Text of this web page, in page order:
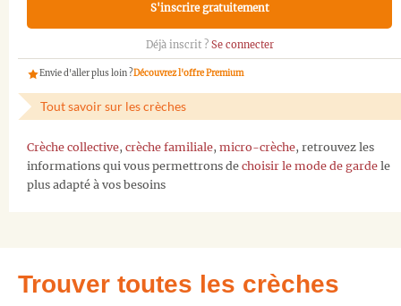
S'inscrire gratuitement
Déjà inscrit ? Se connecter
Envie d'aller plus loin ?Découvrez l'offre Premium
Tout savoir sur les crèches
Crèche collective, crèche familiale, micro-crèche, retrouvez les
informations qui vous permettrons de choisir le mode de garde le
plus adapté à vos besoins
Trouver toutes les crèches